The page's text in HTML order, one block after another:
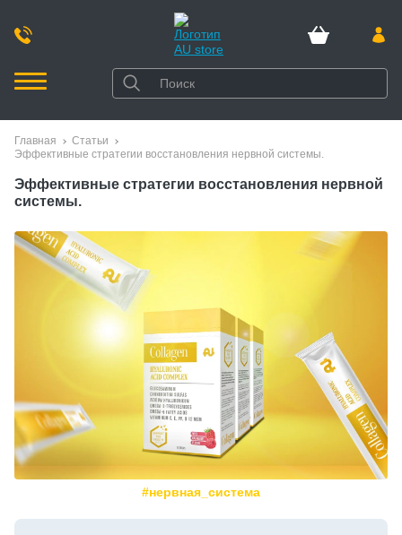
Главная
Статьи
Эффективные стратегии восстановления нервной системы.
Эффективные стратегии восстановления нервной
системы.
#нервная_система